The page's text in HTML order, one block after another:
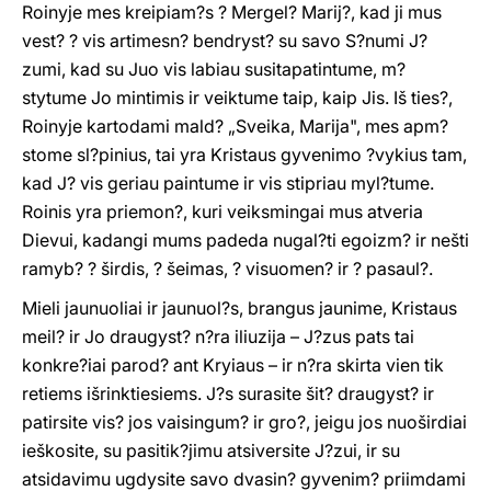
Roinyje mes kreipiam?s ? Mergel? Marij?, kad ji mus
vest? ? vis artimesn? bendryst? su savo S?numi J?
zumi, kad su Juo vis labiau susitapatintume, m?
stytume Jo mintimis ir veiktume taip, kaip Jis. Iš ties?,
Roinyje kartodami mald? „Sveika, Marija", mes apm?
stome sl?pinius, tai yra Kristaus gyvenimo ?vykius tam,
kad J? vis geriau paintume ir vis stipriau myl?tume.
Roinis yra priemon?, kuri veiksmingai mus atveria
Dievui, kadangi mums padeda nugal?ti egoizm? ir nešti
ramyb? ? širdis, ? šeimas, ? visuomen? ir ? pasaul?.
Mieli jaunuoliai ir jaunuol?s, brangus jaunime, Kristaus
meil? ir Jo draugyst? n?ra iliuzija – J?zus pats tai
konkre?iai parod? ant Kryiaus – ir n?ra skirta vien tik
retiems išrinktiesiems. J?s surasite šit? draugyst? ir
patirsite vis? jos vaisingum? ir gro?, jeigu jos nuoširdiai
ieškosite, su pasitik?jimu atsiversite J?zui, ir su
atsidavimu ugdysite savo dvasin? gyvenim? priimdami